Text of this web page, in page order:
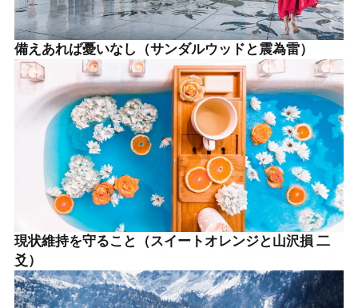
備えあれば憂いなし（サンダルウッドと震為雷）
現状維持を守ること（スイートオレンジと山沢損 二
爻）